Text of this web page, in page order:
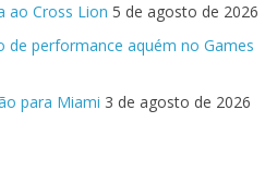
ao Cross Lion 5 de agosto de 2026
de performance aquém no Games
para Miami 3 de agosto de 2026